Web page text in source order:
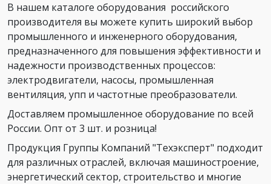
В нашем каталоге оборудования российского
производителя вы можете купить широкий выбор
промышленного и инженерного оборудования,
предназначенного для повышения эффективности и
надежности производственных процессов:
электродвигатели, насосы, промышленная
вентиляция, упп и частотные преобразователи.
Доставляем промышленное оборудование по всей
России. Опт от 3 шт. и розница!
Продукция Группы Компаний "Техэксперт" подходит
для различных отраслей, включая машиностроение,
энергетический сектор, строительство и многие